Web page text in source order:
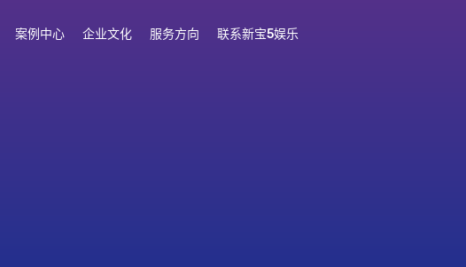
案例中心 企业文化 服务方向 联系新宝5娱乐